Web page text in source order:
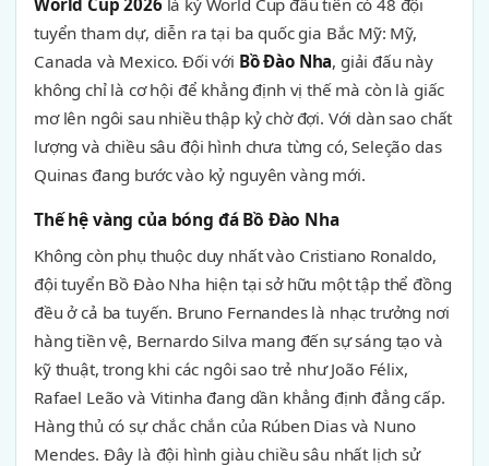
World Cup 2026là kỳ World Cup đầu tiên có 48 đội
tuyển tham dự, diễn ra tại ba quốc gia Bắc Mỹ: Mỹ,
Canada và Mexico. Đối với Bồ Đào Nha, giải đấu này
không chỉ là cơ hội để khẳng định vị thế mà còn là giấc
mơ lên ngôi sau nhiều thập kỷ chờ đợi. Với dàn sao chất
lượng và chiều sâu đội hình chưa từng có, Seleção das
Quinas đang bước vào kỷ nguyên vàng mới.
Thế hệ vàng của bóng đá Bồ Đào Nha
Không còn phụ thuộc duy nhất vào Cristiano Ronaldo,
đội tuyển Bồ Đào Nha hiện tại sở hữu một tập thể đồng
đều ở cả ba tuyến. Bruno Fernandes là nhạc trưởng nơi
hàng tiền vệ, Bernardo Silva mang đến sự sáng tạo và
kỹ thuật, trong khi các ngôi sao trẻ như João Félix,
Rafael Leão và Vitinha đang dần khẳng định đẳng cấp.
Hàng thủ có sự chắc chắn của Rúben Dias và Nuno
Mendes. Đây là đội hình giàu chiều sâu nhất lịch sử